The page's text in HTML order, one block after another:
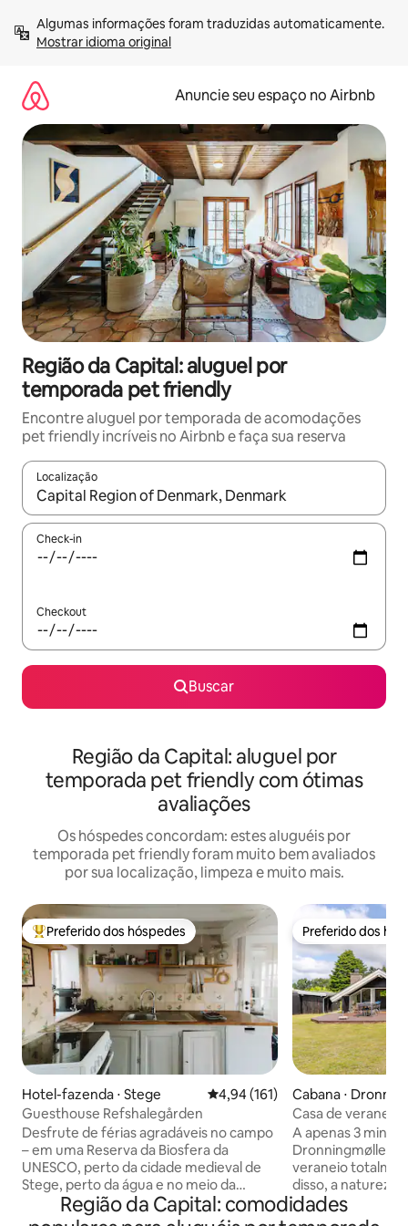
para
Mostrar idioma original
Anuncie seu espaço no Airbnb
Região da Capital: aluguel por
temporada pet friendly
Encontre aluguel por temporada de acomodações
pet friendly incríveis no Airbnb e faça sua reserva
Localização
Quando os resultados estiverem disponíveis, explore-os
Check-in
Checkout
Buscar
Região da Capital: aluguel por
temporada pet friendly com ótimas
avaliações
Os hóspedes concordam: estes aluguéis por
temporada pet friendly foram muito bem avaliados
por sua localização, limpeza e muito mais.
Entre os melhores preferidos dos hóspedes
Preferido dos hóspedes
Hotel-fazenda ⋅ Stege 4,94 de uma avaliação média de
4,94 (161)
Guesthouse Refshalegården
Desfrute de férias agradáveis no campo
– em uma Reserva da Biosfera da
UNESCO, perto da cidade medieval de
Stege, perto da água e no meio da
natureza. Somos uma família composta
por um casal dinamarquês-japonês, dois
Preferido dos
Preferido dos
Cabana ⋅
Casa de veraneio
recém-
A apenas 3
Dronningmølle
veraneio
disso, a natureza
Rússia, e
5 minutos de carro. A casa tem 2
Região da Capital: comodidades